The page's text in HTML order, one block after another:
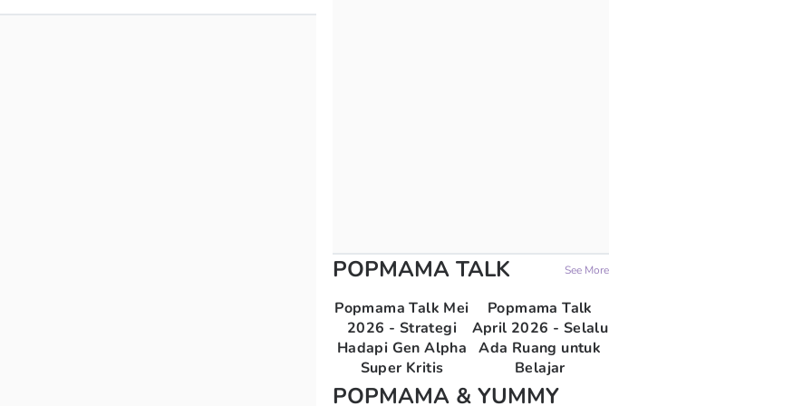
POPMAMA TALK See More
Popmama Talk Mei
2026 - Strategi
Hadapi Gen Alpha
Super Kritis
Popmama Talk
April 2026 - Selalu
Ada Ruang untuk
Belajar
POPMAMA & YUMMY